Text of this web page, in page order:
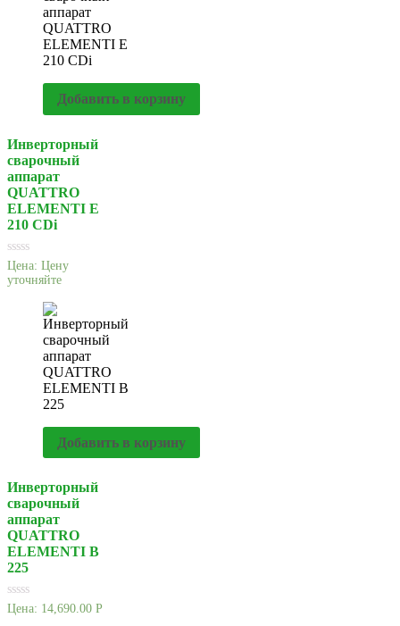
Добавить в корзину
Инверторный
сварочный
аппарат
QUATTRO
ELEMENTI E
210 CDi
Цена: Цену
уточняйте
Добавить в корзину
Инверторный
сварочный
аппарат
QUATTRO
ELEMENTI B
225
Цена: 14,690.00 Р